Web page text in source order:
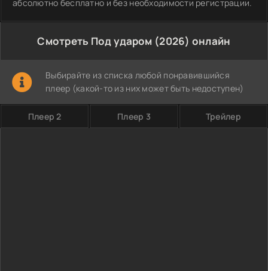
абсолютно бесплатно и без необходимости регистрации.
Смотреть Под ударом (2026) онлайн
Выбирайте из списка любой понравившийся
плеер (какой-то из них может быть недоступен)
Плеер 2 Плеер 3 Трейлер